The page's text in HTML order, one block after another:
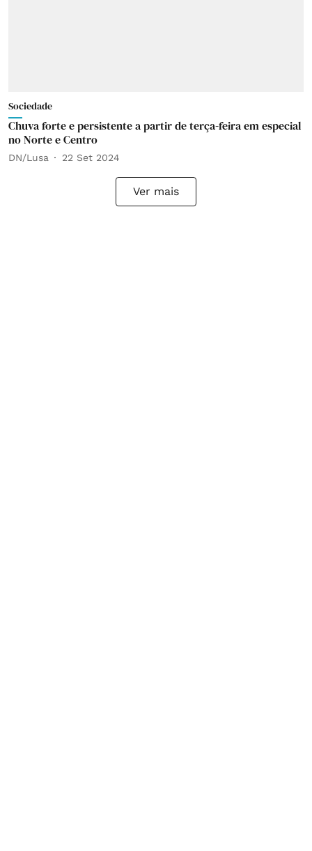
Sociedade
Chuva forte e persistente a partir de terça-feira em especial
no Norte e Centro
DN/Lusa 22 Set 2024
Ver mais